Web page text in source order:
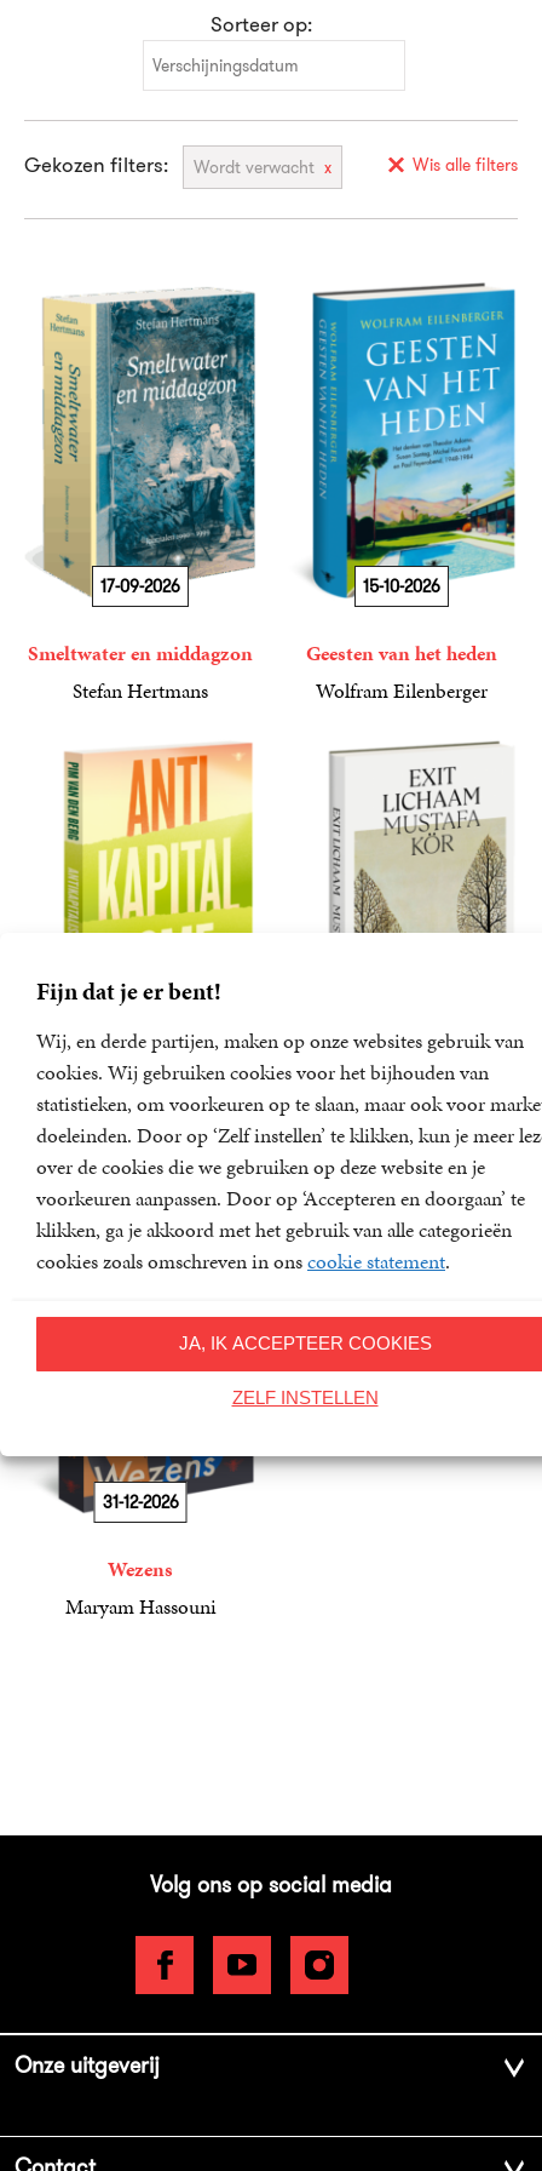
Fijn dat je er bent!
Wij, en derde partijen, maken op onze websites gebruik van
cookies. Wij gebruiken cookies voor het bijhouden van
statistieken, om voorkeuren op te slaan, maar ook voor
doeleinden. Door op ‘Zelf instellen’ te klikken, kun je meer
over de cookies die we gebruiken op deze website en je
voorkeuren aanpassen. Door op ‘Accepteren en doorgaan’ te
klikken, ga je akkoord met het gebruik van alle categorieën
cookies zoals omschreven in onscookie statement.
JA, IK ACCEPTEER COOKIES
ZELF INSTELLEN
Sorteer op:
Verschijningsdatum
Verschijningsdatum
Alfabetisch (A-Z)
Prijs (aflopend)
Gekozen filters: Wordt verwacht Wis alle filters
17-09-2026
Smeltwater en middagzon
Stefan Hertmans
15-10-2026
Geesten van het heden
Wolfram Eilenberger
31-12-2026
Het kan anders
Pim van den Berg
19,99
Paperback
31-12-2026
Exit lichaam
Mustafa Kör
21,99
Paperback
31-12-2026
Wezens
Maryam Hassouni
Volg ons op social media
Onze uitgeverij